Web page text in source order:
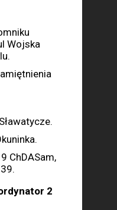
Wojska
ChDASam,
2